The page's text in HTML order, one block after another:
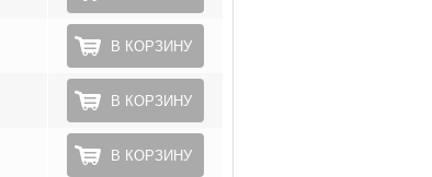
В КОРЗИНУ
В КОРЗИНУ
В КОРЗИНУ